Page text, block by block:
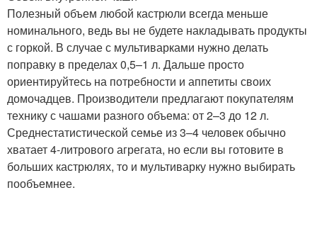
Полезный объем любой кастрюли всегда меньше
номинального, ведь вы не будете накладывать продукты
с горкой. В случае с мультиварками нужно делать
поправку в пределах 0,5–1 л. Дальше просто
ориентируйтесь на потребности и аппетиты своих
домочадцев. Производители предлагают покупателям
технику с чашами разного объема: от 2–3 до 12 л.
Среднестатистической семье из 3–4 человек обычно
хватает 4-литрового агрегата, но если вы готовите в
больших кастрюлях, то и мультиварку нужно выбирать
пообъемнее.